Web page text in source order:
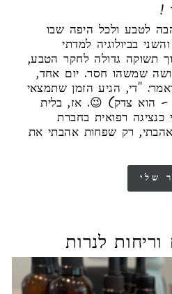
הסיפור שלי מתחיל באהבה לטבע ולכל היפה שבו
בביולוגיה למדתי
תשוקה גדולה לחקר הטבע,
שמשהו חסר. יום אחד,
"די, הגיע הזמן שתמצאי
– הוא צדק) 😉. אז, בלית
רפואית בחברת
רק שפחות אהבתי את
לנרות